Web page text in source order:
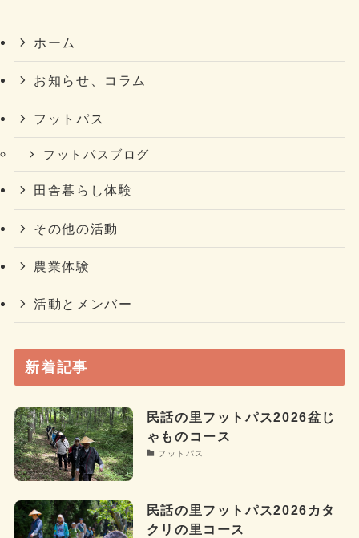
ホーム
お知らせ、コラム
フットパス
フットパスブログ
田舎暮らし体験
その他の活動
農業体験
活動とメンバー
新着記事
民話の里フットパス2026盆じ
ゃものコース
フットパス
民話の里フットパス2026カタ
クリの里コース